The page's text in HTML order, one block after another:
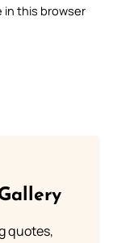
in this browser
quotes,